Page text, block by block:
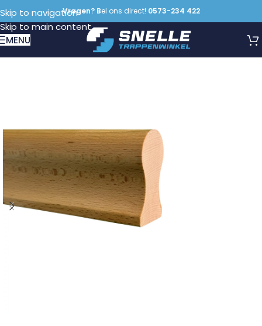
Skip to navigation
Skip to main content
Vragen? Bel ons direct! 0573-234 422
MENU